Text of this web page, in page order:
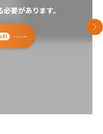
要があります。
料
次